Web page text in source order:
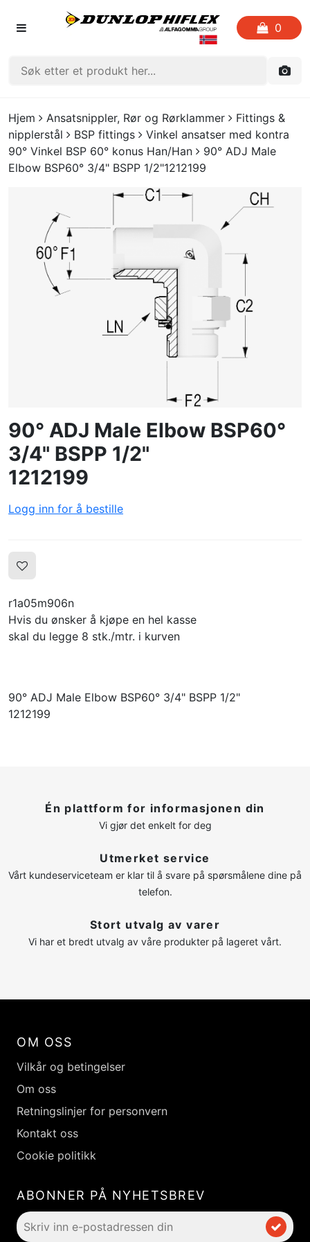
0
FORSIDEN
LISTE OVER FAVORITTER
CRIMP
UTGÅENDE VARE
LOGG INN
OPPRETTE PROFIL
Hjem Ansatsnippler, Rør og Rørklammer
Fittings &
nipplerstål
BSP fittings
Vinkel ansatser med kontra
90° Vinkel BSP 60° konus Han/Han
90° ADJ Male
Elbow BSP60° 3/4" BSPP 1/2"1212199
90° ADJ Male Elbow BSP60°
3/4" BSPP 1/2"
1212199
Logg inn for å bestille
r1a05m906n
Hvis du ønsker å kjøpe en hel kasse
skal du legge 8 stk./mtr. i kurven
90° ADJ Male Elbow BSP60° 3/4" BSPP 1/2"
1212199
Én plattform for informasjonen din
Vi gjør det enkelt for deg
Utmerket service
Vårt kundeserviceteam er klar til å svare på spørsmålene dine på
telefon.
Stort utvalg av varer
Vi har et bredt utvalg av våre produkter på lageret vårt.
OM OSS
Vilkår og betingelser
Om oss
Retningslinjer for personvern
Kontakt oss
Cookie politikk
ABONNER PÅ NYHETSBREV